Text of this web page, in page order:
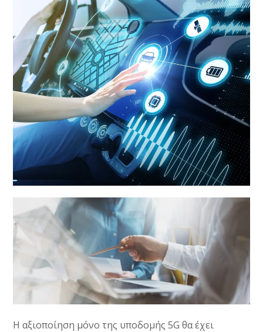
Η αξιοποίηση μόνο της υποδομής 5G θα έχει